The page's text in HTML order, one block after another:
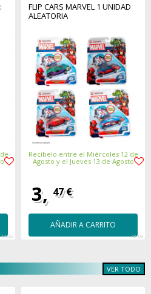
19182
FLIP CARS MARVEL 1 UNIDAD
ALEATORIA
Recíbelo entre el Miércoles 12 de
Agosto y el Jueves 13 de Agosto
3, 47 €
AÑADIR A CARRITO
43409
VER TODO